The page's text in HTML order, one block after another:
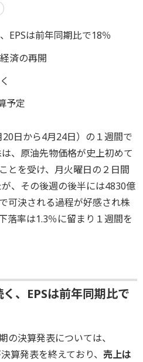
EPSは前年同期比で18％
済の再開
予定
日から4月24日）の１週間で
、原油先物価格が史上初めて
とを受け、月火曜日の２日間
、その後週の後半には4830億
可決される過程が好感され株
落率は1.3％に留まり１週間を
、EPSは前年同期比で
の決算発表については、
算発表を終えており、 売上は